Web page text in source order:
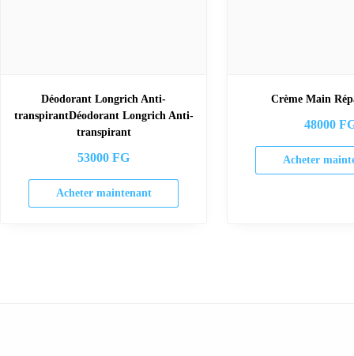
Déodorant Longrich Anti-
transpirantDéodorant Longrich Anti-
transpirant
53000 FG
Acheter maintenant
Crème Main
48000
Acheter